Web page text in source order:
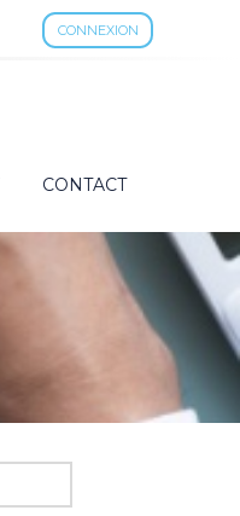
CONNEXION
CONTACT